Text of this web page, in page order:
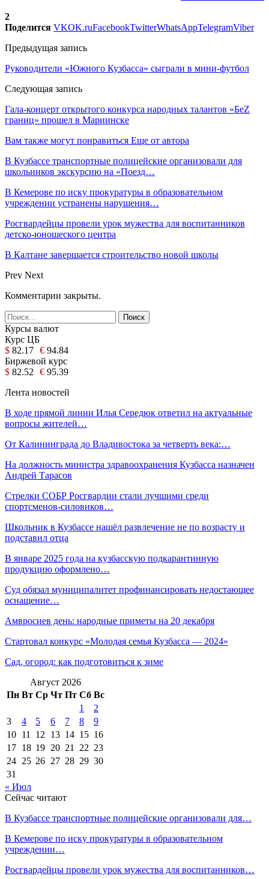
2
Поделится VKOK.ruFacebookTwitterWhatsAppTelegramViber
Предыдущая запись
Руководители «Южного Кузбасса» сыграли в мини-футбол
Следующая запись
Гала-концерт открытого конкурса народных талантов «БеZ
границ» прошел в Мариинске
Вам также могут понравиться Еще от автора
В Кузбассе транспортные полицейские организовали для
школьников экскурсию на «Поезд…
В Кемерове по иску прокуратуры в образовательном
учреждении устранены нарушения…
Росгвардейцы провели урок мужества для воспитанников
детско-юношеского центра
В Калтане завершается строительство новой школы
Prev Next
Комментарии закрыты.
Курсы валют
Курс ЦБ
$ 82.17 € 94.84
Биржевой курс
$ 82.52 € 95.39
Лента новостей
В ходе прямой линии Илья Середюк ответил на актуальные
вопросы жителей…
От Калининграда до Владивостока за четверть века:…
На должность министра здравоохранения Кузбасса назначен
Андрей Тарасов
Стрелки СОБР Росгвардии стали лучшими среди
спортсменов-силовиков…
Школьник в Кузбассе нашёл развлечение не по возрасту и
подставил отца
В январе 2025 года на кузбасскую подкарантинную
продукцию оформлено…
Суд обязал муниципалитет профинансировать недостающее
оснащение…
Амвросиев день: народные приметы на 20 декабря
Стартовал конкурс «Молодая семья Кузбасса — 2024»
Сад, огород: как подготовиться к зиме
Август 2026
Пн Вт Ср Чт Пт Сб Вс
1
2
3
4 5 6 7 8
9
10 11 12 13 14 15 16
17 18 19 20 21 22 23
24 25 26 27 28 29 30
31
« Июл
Сейчас читают
В Кузбассе транспортные полицейские организовали для…
В Кемерове по иску прокуратуры в образовательном
учреждении…
Росгвардейцы провели урок мужества для воспитанников…